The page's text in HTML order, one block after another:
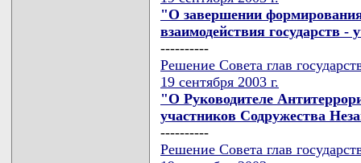
"О завершении
взаимодействия государств
----------
Решение Совета глав
19 сентября 2003 г.
"О Руководителе
участников Содружества
----------
Решение Совета глав